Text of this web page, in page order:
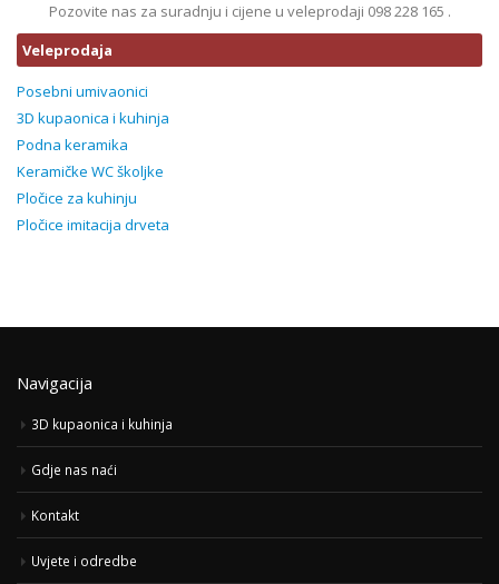
Pozovite nas za suradnju i cijene u veleprodaji 098 228 165 .
Veleprodaja
Posebni umivaonici
3D kupaonica i kuhinja
Podna keramika
Keramičke WC školjke
Pločice za kuhinju
Pločice imitacija drveta
Navigacija
3D kupaonica i kuhinja
Gdje nas naći
Kontakt
Uvjete i odredbe